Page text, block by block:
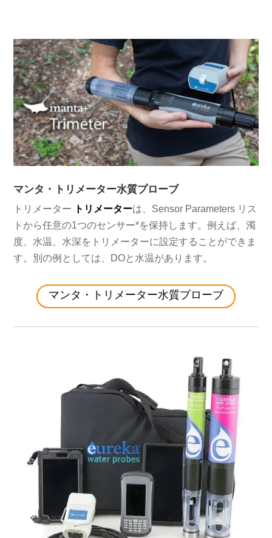
マンタ・トリメーター水質プローブ
トリメーター トリメーターは、Sensor Parameters リス
トから任意の1つのセンサー*を保持します。例えば、濁
度、水温、水深をトリメーターに設定することができま
す。別の例としては、DOと水温があります。
マンタ・トリメーター水質プローブ